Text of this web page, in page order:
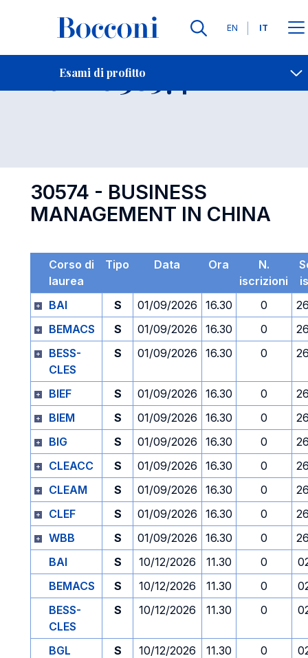
Lingue
EN IT
Esami di profitto
Contatti
Esame 30574 Open
30574 - BUSINESS
MANAGEMENT IN CHINA
Corso di
laurea
Tipo Data Ora
N.
iscrizioni
BAI
S 01/09/2026 16.30 0
BEMACS
S 01/09/2026 16.30 0
BESS-
CLES
S 01/09/2026 16.30 0
BIEF S 01/09/2026 16.30 0
BIEM
S 01/09/2026 16.30 0
BIG
S 01/09/2026 16.30 0
CLEACC
S 01/09/2026 16.30 0
CLEAM
S 01/09/2026 16.30 0
CLEF
S 01/09/2026 16.30 0
WBB
S 01/09/2026 16.30 0
BAI
S 10/12/2026 11.30 0
BEMACS
S 10/12/2026 11.30 0
BESS-
CLES
S 10/12/2026 11.30 0
BGL S 10/12/2026 11.30 0